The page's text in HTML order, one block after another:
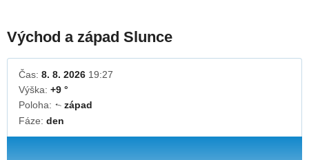
Východ a západ Slunce
Čas: 8. 8. 2026 19:27
Výška: +9 °
Poloha: ↓západ
Fáze: den